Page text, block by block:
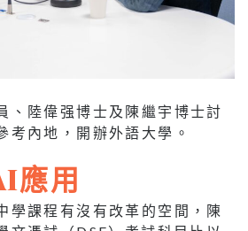
、陸偉强博士及陳繼宇博士討
考內地，開辦外語大學。
應用
學課程有沒有改革的空間，陳